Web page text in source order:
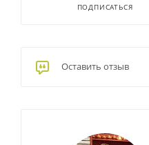
ПОДПИСАТЬСЯ
Оставить отзыв